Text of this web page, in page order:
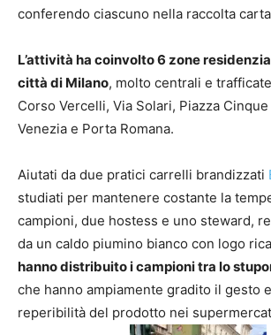
conferendo ciascuno nella raccolta
L’attività ha coinvolto 6 zone
città di Milano, molto centrali e
Corso Vercelli, Via Solari, Piazza
Venezia e Porta Romana.
Aiutati da due pratici carrelli brandizzati
studiati per mantenere costante la
campioni, due hostess e uno steward,
da un caldo piumino bianco con logo
hanno distribuito i campioni tra lo
che hanno ampiamente gradito il gesto
reperibilità del prodotto nei